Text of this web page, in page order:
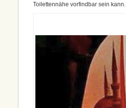
Toilettennähe vorfindbar sein kann.